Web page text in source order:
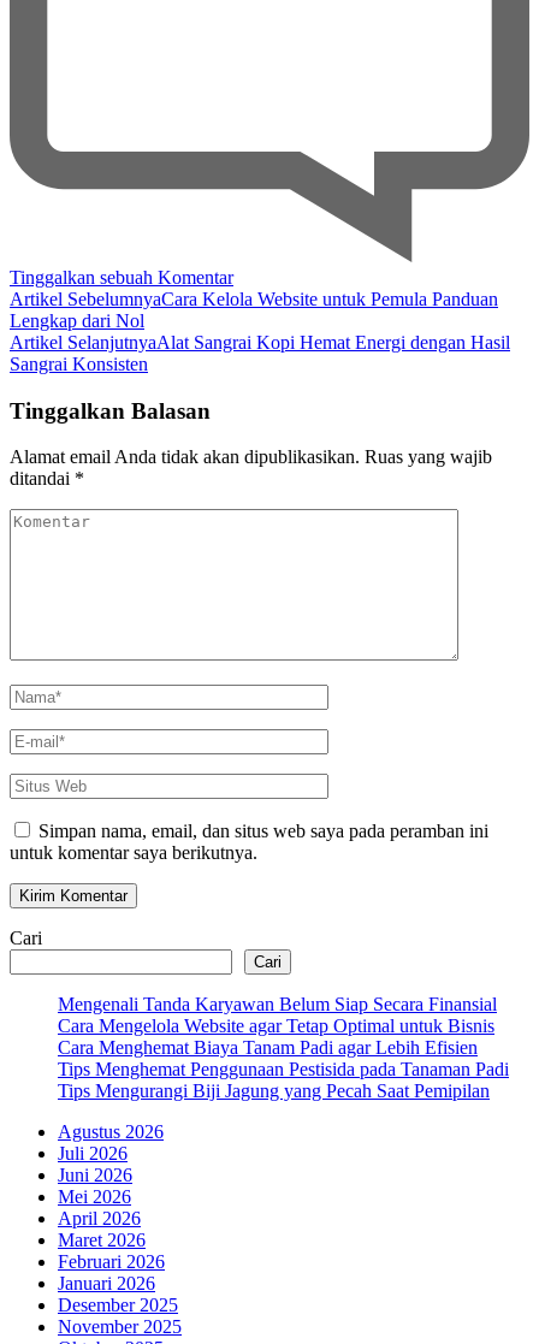
Tinggalkan sebuah Komentarpada
Cara
Continuous
Navigasi
Artikel
Artikel SebelumnyaCara Kelola Website untuk Pemula Panduan
Lengkap dari Nol
Artikel SelanjutnyaAlat Sangrai Kopi Hemat Energi dengan Hasil
Sangrai Konsisten
Tinggalkan Balasan
Alamat email Anda tidak akan dipublikasikan. Ruas yang wajib
ditandai *
Komentar
Nama*
E-
mail*
Situs
Web
Simpan nama, email, dan situs web saya pada peramban ini
untuk komentar saya berikutnya.
Cari
Cari
Mengenali Tanda Karyawan Belum Siap Secara Finansial
Cara Mengelola Website agar Tetap Optimal untuk Bisnis
Cara Menghemat Biaya Tanam Padi agar Lebih Efisien
Tips Menghemat Penggunaan Pestisida pada Tanaman Padi
Tips Mengurangi Biji Jagung yang Pecah Saat Pemipilan
Agustus 2026
Juli 2026
Juni 2026
Mei 2026
April 2026
Maret 2026
Februari 2026
Januari 2026
Desember 2025
November 2025